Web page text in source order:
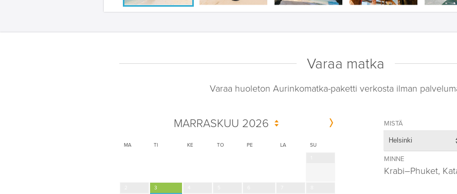
Varaa matka
Varaa huoleton Aurinkomatka-paketti verkosta ilman
MARRASKUU 2026
MA TI KE TO PE LA SU
3
MISTÄ
Helsinki
MINNE
Krabi–Phuket,